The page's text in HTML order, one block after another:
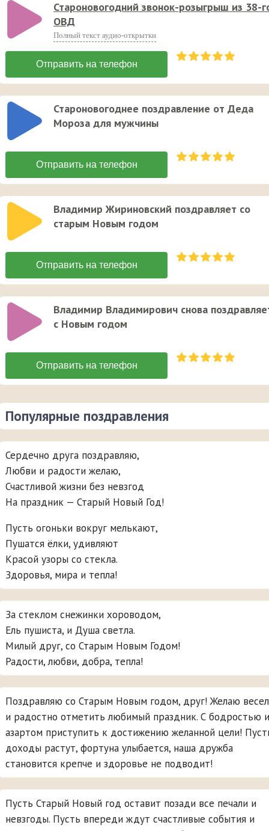
Староновогодний звонок-розыгрыш из 38-
ОВД
Полный текст аудио-открытки
Староновогоднее поздравление от Деда
Мороза для мужчины
Владимир Жириновский поздравляет со
старым Новым годом
Владимир Владимирович снова
с Новым годом
Популярные поздравления
Сердечно друга поздравляю,
Любви и радости желаю,
Счастливой жизни без невзгод
На праздник — Старый Новый Год!
Пусть огоньки вокруг мелькают,
Пушатся ёлки, удивляют
Красой узоры со стекла.
Здоровья, мира и тепла!
За стеклом снежинки хороводом,
Ель пушиста, и Душа светла.
Милый друг, со Старым Новым Годом!
Радости, любви, добра, тепла!
Поздравляю со Старым Новым годом, друг! Желаю
и радостно отметить любимый праздник. С бодростью и
азартом приступить к достижению желанной цели!
доходы растут, фортуна улыбается, наша дружба
становится крепче и здоровье не подводит!
Пусть Старый Новый год оставит позади все печали и
невзгоды. Пусть впереди ждут счастливые события и